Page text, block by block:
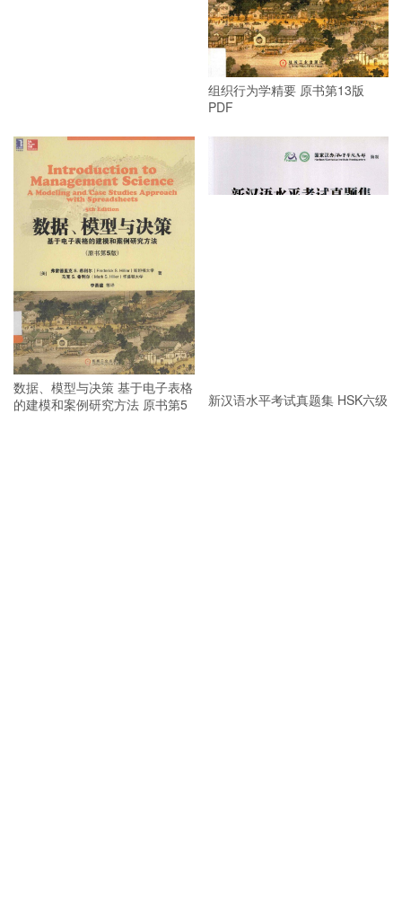
组织行为学精要 原书第13版
PDF
数据、模型与决策 基于电子表格
的建模和案例研究方法 原书第5
新汉语水平考试真题集 HSK六级